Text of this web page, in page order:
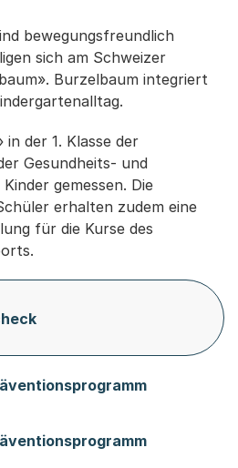
bewegungsfreundlich
sich am Schweizer
Burzelbaum integriert
der 1. Klasse der
Gesundheits- und
gemessen. Die
erhalten zudem eine
für die Kurse des